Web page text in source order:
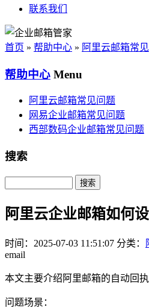
联系我们
首页 » 帮助中心 » 阿里云邮箱常
帮助中心 Menu
阿里云邮箱常见问题
网易企业邮箱常见问题
西部数码企业邮箱常见问题
搜索
Search
阿里云企业邮箱如何
时间：2025-07-03 11:51:07 分类：
email
本文主要介绍阿里邮箱的自动回执
问题场景：